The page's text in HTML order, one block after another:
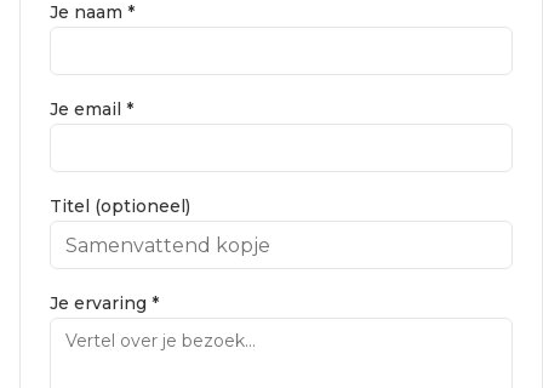
Je naam *
Je email *
Titel (optioneel)
Je ervaring *